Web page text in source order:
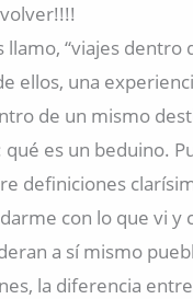
“viajes dentro
ellos, una
de un mismo
es un beduino.
definiciones
con lo que vi y
a sí mismo
la diferencia